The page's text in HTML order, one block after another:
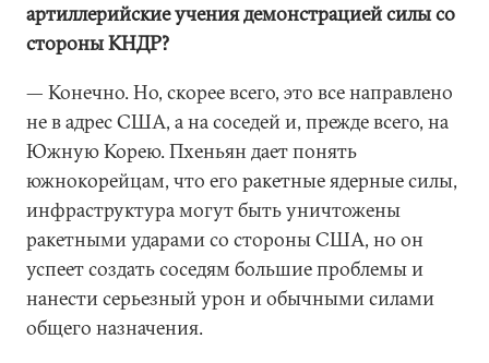
артиллерийские учения демонстрацией силы со
стороны КНДР?
— Конечно. Но, скорее всего, это все направлено
не в адрес США, а на соседей и, прежде всего, на
Южную Корею. Пхеньян дает понять
южнокорейцам, что его ракетные ядерные силы,
инфраструктура могут быть уничтожены
ракетными ударами со стороны США, но он
успеет создать соседям большие проблемы и
нанести серьезный урон и обычными силами
общего назначения.